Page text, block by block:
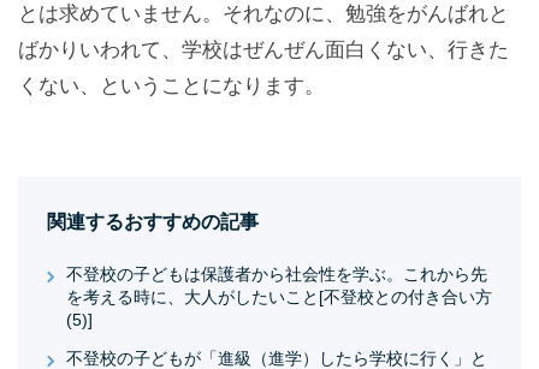
とは求めていません。それなのに、勉強をがんばれと
ばかりいわれて、学校はぜんぜん面白くない、行きた
くない、ということになります。
関連するおすすめの記事
不登校の子どもは保護者から社会性を学ぶ。これから先
を考える時に、大人がしたいこと[不登校との付き合い方
(5)]
不登校の子どもが「進級（進学）したら学校に行く」と